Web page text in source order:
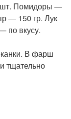
Помидоры —
— 150 гр. Лук
по вкусу.
В фарш
тщательно